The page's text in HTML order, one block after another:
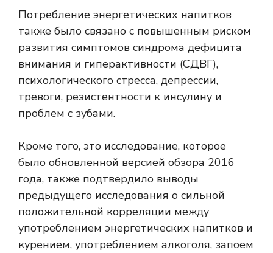
Потребление энергетических напитков
также было связано с повышенным риском
развития симптомов синдрома дефицита
внимания и гиперактивности (СДВГ),
психологического стресса, депрессии,
тревоги, резистентности к инсулину и
проблем с зубами.
Кроме того, это исследование, которое
было обновленной версией обзора 2016
года, также подтвердило выводы
предыдущего исследования о сильной
положительной корреляции между
употреблением энергетических напитков и
курением, употреблением алкоголя, запоем